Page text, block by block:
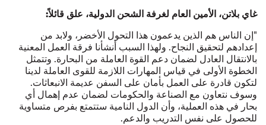
غاي بلاتن، الأمين العام لغرفة الشحن الدولية، علق قائلاً:
"إن الناس هم الذين يدعمون هذا التحول الأخضر، ولابد من
إعدادهم لتحقيق النجاح. ولهذا السبب أنشأنا فرقة العمل المعنية
بالانتقال العادل لضمان دعم القوة العاملة من البحارة. وتتمثل
الخطوة الأولى في قياس المهارات اللازمة للقوى العاملة لدينا
لتكون قادرة على العمل بأمان على السفن عديمة الانبعاثات.
وسوف نتعاون مع الصناعة والحكومات لضمان عدم إهمال أي
بحار في هذه العملية، وأن الدول النامية ستتمتع بفرص متساوية
للحصول على نفس التدريب والدعم.